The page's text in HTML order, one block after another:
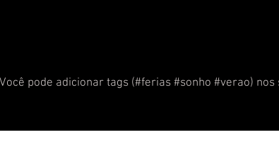
pode adicionar tags (#ferias #sonho #verao) nos